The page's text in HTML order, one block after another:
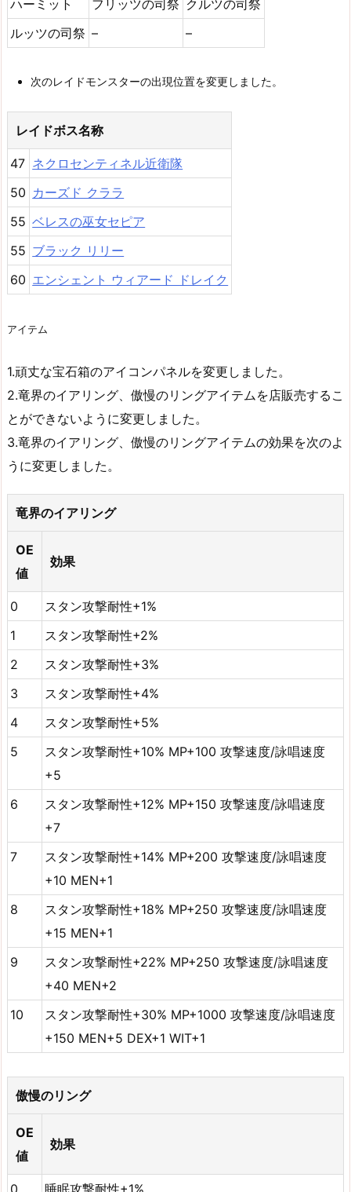
ハーミット フリッツの司祭 クルツの司祭
ルッツの司祭 – –
次のレイドモンスターの出現位置を変更しました。
レイドボス名称
47 ネクロセンティネル近衛隊
50 カーズド クララ
55 ベレスの巫女セピア
55 ブラック リリー
60 エンシェント ウィアード ドレイク
アイテム
1.頑丈な宝石箱のアイコンパネルを変更しました。
2.竜界のイアリング、傲慢のリングアイテムを店販売するこ
とができないように変更しました。
3.竜界のイアリング、傲慢のリングアイテムの効果を次のよ
うに変更しました。
竜界のイアリング
OE
値
効果
0
スタン攻撃耐性+1%
1
スタン攻撃耐性+2%
2
スタン攻撃耐性+3%
3
スタン攻撃耐性+4%
4
スタン攻撃耐性+5%
5
スタン攻撃耐性+10% MP+100 攻撃速度/詠唱速度
+5
6
スタン攻撃耐性+12% MP+150 攻撃速度/詠唱速度
+7
7
スタン攻撃耐性+14% MP+200 攻撃速度/詠唱速度
+10 MEN+1
8
スタン攻撃耐性+18% MP+250 攻撃速度/詠唱速度
+15 MEN+1
9
スタン攻撃耐性+22% MP+250 攻撃速度/詠唱速度
+40 MEN+2
10
スタン攻撃耐性+30% MP+1000 攻撃速度/詠唱速度
+150 MEN+5 DEX+1 WIT+1
傲慢のリング
OE
値
効果
0
睡眠攻撃耐性+1%